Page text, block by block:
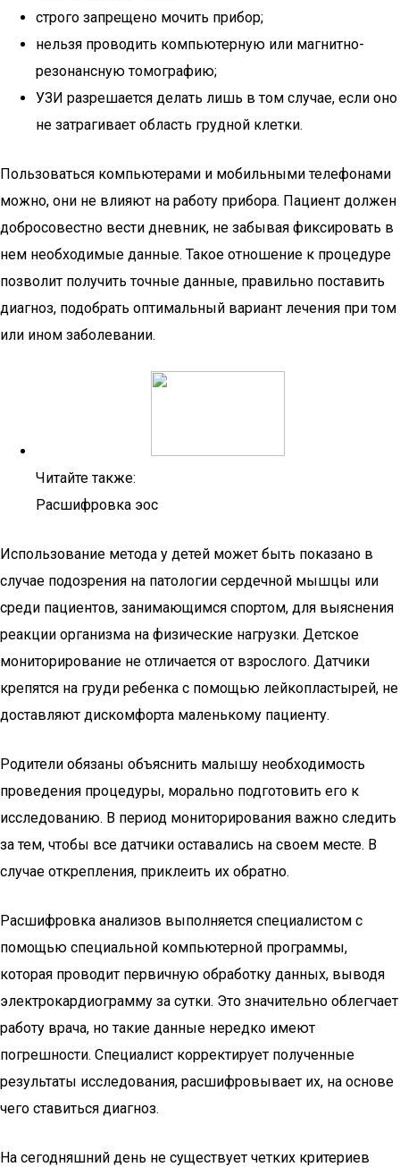
строго запрещено мочить прибор;
нельзя проводить компьютерную или магнитно-
резонансную томографию;
УЗИ разрешается делать лишь в том случае, если оно
не затрагивает область грудной клетки.
Пользоваться компьютерами и мобильными телефонами
можно, они не влияют на работу прибора. Пациент должен
добросовестно вести дневник, не забывая фиксировать в
нем необходимые данные. Такое отношение к процедуре
позволит получить точные данные, правильно поставить
диагноз, подобрать оптимальный вариант лечения при том
или ином заболевании.
Читайте также:
Расшифровка эос
Использование метода у детей может быть показано в
случае подозрения на патологии сердечной мышцы или
среди пациентов, занимающимся спортом, для выяснения
реакции организма на физические нагрузки. Детское
мониторирование не отличается от взрослого. Датчики
крепятся на груди ребенка с помощью лейкопластырей, не
доставляют дискомфорта маленькому пациенту.
Родители обязаны объяснить малышу необходимость
проведения процедуры, морально подготовить его к
исследованию. В период мониторирования важно следить
за тем, чтобы все датчики оставались на своем месте. В
случае открепления, приклеить их обратно.
Расшифровка анализов выполняется специалистом с
помощью специальной компьютерной программы,
которая проводит первичную обработку данных, выводя
электрокардиограмму за сутки. Это значительно облегчает
работу врача, но такие данные нередко имеют
погрешности. Специалист корректирует полученные
результаты исследования, расшифровывает их, на основе
чего ставиться диагноз.
На сегодняшний день не существует четких критериев